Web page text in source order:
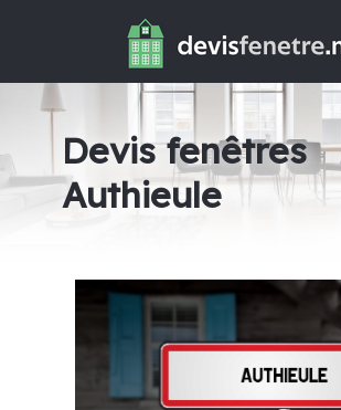
Devis fenêtres
Authieule